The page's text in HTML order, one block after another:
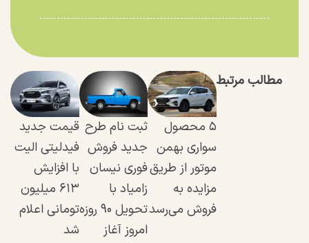
مطالب مرتبط
۵ محصول
سواری بهمن
موتور از طریق
مزایده به
فروش می‌رسد
ثبت نام طرح
جدید فروش
فوری نیسان
زامیاد با
تحویل ۹۰ روزه
امروز آغاز
قیمت جدید
فیدلیتی الیت
با افزایش
۶۱۳ میلیون
تومانی اعلام
شد